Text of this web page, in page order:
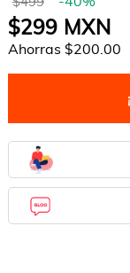
$299MXN
Ahorras $200.00